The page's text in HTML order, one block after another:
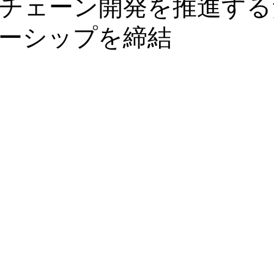
ディング
ェーン開発を推進す
シップを締結